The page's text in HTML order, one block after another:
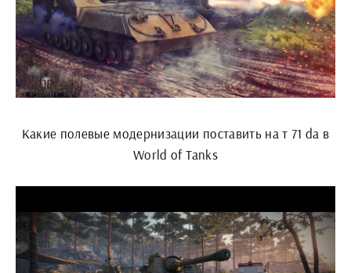
Какие полевые модернизации поставить на т 71 da в
World of Tanks